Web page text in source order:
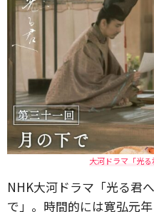
大河ドラマ「光
NHK大河ドラマ「光る君
で」。時間的には寛弘元